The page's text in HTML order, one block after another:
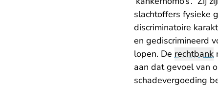
slachtoffers fysieke
discriminatoire
en gediscrimineerd
lopen. De rechtbank
aan dat gevoel van
schadevergoeding